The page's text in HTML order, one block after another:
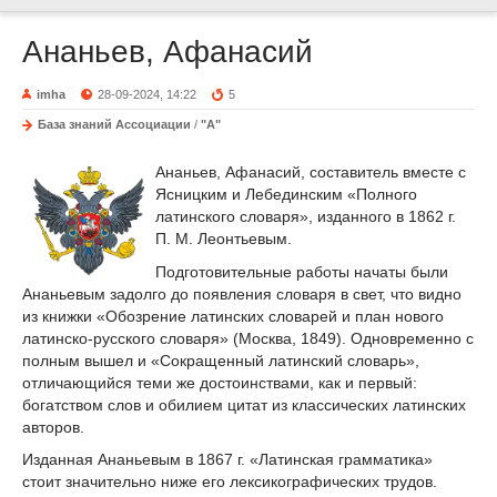
Ананьев, Афанасий
imha 28-09-2024, 14:22 5
База знаний Ассоциации / "А"
Ананьев, Афанасий, составитель вместе с
Ясницким и Лебединским «Полного
латинского словаря», изданного в 1862 г.
П. М. Леонтьевым.
Подготовительные работы начаты были
Ананьевым задолго до появления словаря в свет, что видно
из книжки «Обозрение латинских словарей и план нового
латинско-русского словаря» (Москва, 1849). Одновременно с
полным вышел и «Сокращенный латинский словарь»,
отличающийся теми же достоинствами, как и первый:
богатством слов и обилием цитат из классических латинских
авторов.
Изданная Ананьевым в 1867 г. «Латинская грамматика»
стоит значительно ниже его лексикографических трудов.